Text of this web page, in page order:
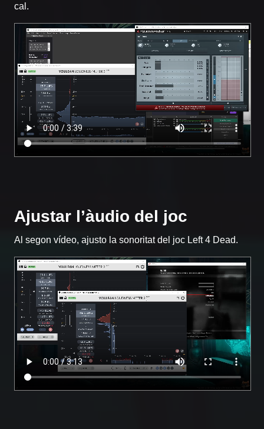
cal.
Ajustar l’àudio del joc
Al segon vídeo, ajusto la sonoritat del joc Left 4 Dead.